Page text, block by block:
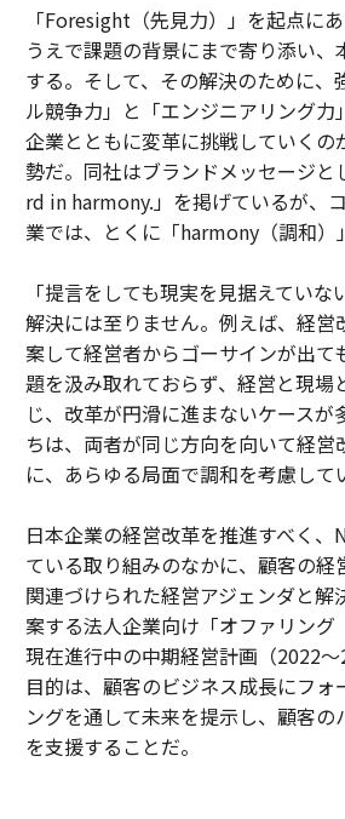
「Foresight（先見力）」を起点に
うえで課題の背景にまで寄り添い、
する。そして、その解決のために、
ル競争力」と「エンジニアリング力
企業とともに変革に挑戦していく
勢だ。同社はブランドメッセージ
rd in harmony.」を掲げているが、
業では、とくに「harmony（調和）
「提言をしても現実を見据えてい
解決には至りません。例えば、経営
案して経営者からゴーサインが出て
題を汲み取れておらず、経営と現場
じ、改革が円滑に進まないケースが
ちは、両者が同じ方向を向いて経営
に、あらゆる局面で調和を考慮して
日本企業の経営改革を推進すべく
ている取り組みのなかに、顧客の経
関連づけられた経営アジェンダと解
案する法人企業向け「オファリング
現在進行中の中期経営計画（2022
目的は、顧客のビジネス成長にフォ
ングを通して未来を提示し、顧客の
を支援することだ。